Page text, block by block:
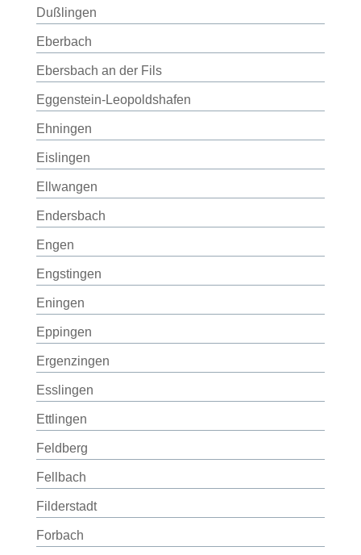
Dußlingen
Eberbach
Ebersbach an der Fils
Eggenstein-Leopoldshafen
Ehningen
Eislingen
Ellwangen
Endersbach
Engen
Engstingen
Eningen
Eppingen
Ergenzingen
Esslingen
Ettlingen
Feldberg
Fellbach
Filderstadt
Forbach